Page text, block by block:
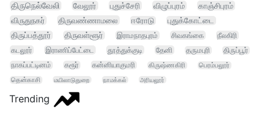
திருநெல்வேலி வேலூர் புதுச்சேரி விழுப்புரம்
காஞ்சிபுரம்
விருதுநகர்
திருவண்ணாமலை ஈரோடு
புதுக்கோட்டை
திருப்பத்தூர்
திருவள்ளூர் இராமநாதபுரம் சிவகங்கை
நீலகிரி
கடலூர்
இராணிப்பேட்டை தூத்துக்குடி தேனி தருமபுரி
திருப்பூர்
நாகப்பட்டினம்
கரூர் கன்னியாகுமரி கிருஷ்ணகிரி
பெரம்பலூர்
தென்காசி
மயிலாடுதுறை நாமக்கல் அரியலூர்
Trending